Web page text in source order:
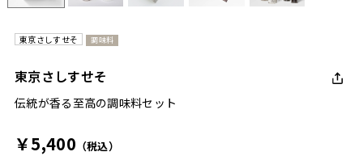
東京さしすせそ 調味料
東京さしすせそ
伝統が香る至高の調味料セット
￥5,400 （税込）